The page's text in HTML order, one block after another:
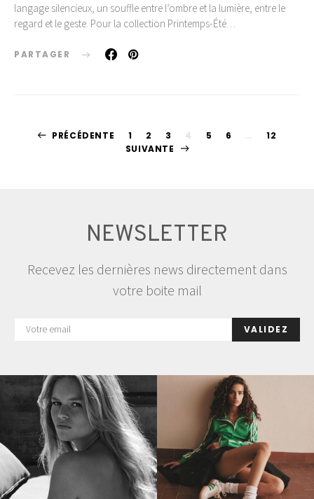
langage silencieux, un souffle entre l’ombre et la lumière, entre le
regard et le geste. Pour la collection Printemps-Été…
PARTAGER
Pagination
PRÉCÉDENTE 1 2 3 4 5 6 …
12
SUIVANTE
NEWSLETTER
Recevez les dernières news directement dans
votre boite mail
VALIDEZ